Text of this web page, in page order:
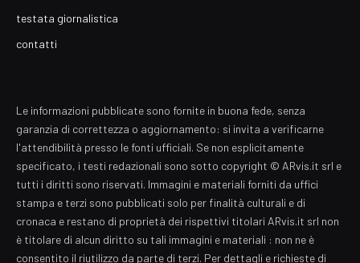
testata giornalistica
contatti
Le informazioni pubblicate sono fornite in buona fede, senza
garanzia di correttezza o aggiornamento: si invita a verificarne
l'attendibilità presso le fonti ufficiali. Se non esplicitamente
specificato, i testi redazionali sono sotto copyright © ARvis.it srl e
tutti i diritti sono riservati. Immagini e materiali forniti da uffici
stampa e terzi sono pubblicati solo per finalità culturali e di
cronaca e restano di proprietà dei rispettivi titolari ARvis.it srl non
è titolare di alcun diritto su tali immagini e materiali : non ne è
consentito il riutilizzo da parte di terzi. Per dettagli e richieste di